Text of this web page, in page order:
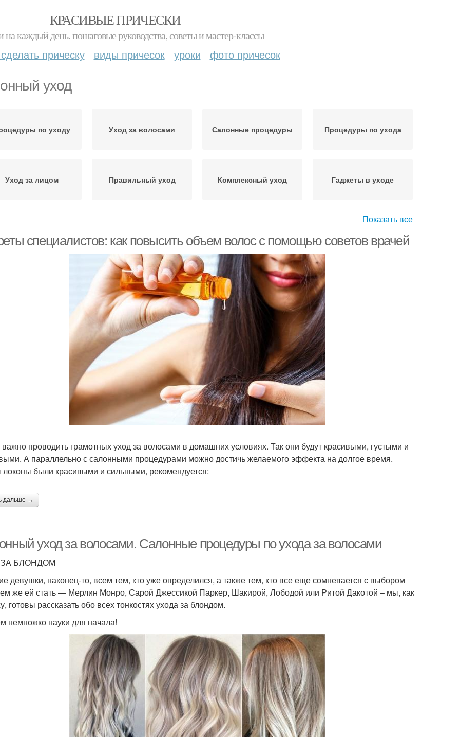
КРАСИВЫЕ ПРИЧЕСКИ
на каждый день. пошаговые руководства, советы и мастер-классы
прическу виды причесок уроки фото причесок
уход
по уходу Уход за волосами Салонные процедуры Процедуры по ухода
Уход за лицом Правильный уход Комплексный уход Гаджеты в уходе
волосами
Показать все
специалистов: как повысить объем волос с помощью советов врачей
проводить грамотных уход за волосами в домашних условиях. Так они будут красивыми, густыми и
А параллельно с салонными процедурами можно достичь желаемого эффекта на долгое время.
были красивыми и сильными, рекомендуется:
дальше →
уход за волосами. Салонные процедуры по ухода за волосами
БЛОНДОМ
девушки, наконец-то, всем тем, кто уже определился, а также тем, кто все еще сомневается с выбором
же ей стать — Мерлин Монро, Сарой Джессикой Паркер, Шакирой, Лободой или Ритой Дакотой – мы, как
готовы рассказать обо всех тонкостях ухода за блондом.
немножко науки для начала!